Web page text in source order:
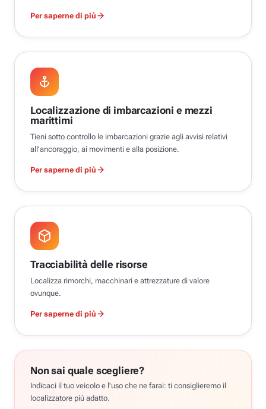
Per saperne di più
Localizzazione di imbarcazioni e mezzi
marittimi
Tieni sotto controllo le imbarcazioni grazie agli avvisi relativi
all'ancoraggio, ai movimenti e alla posizione.
Per saperne di più
Tracciabilità delle risorse
Localizza rimorchi, macchinari e attrezzature di valore
ovunque.
Per saperne di più
Non sai quale scegliere?
Indicaci il tuo veicolo e l'uso che ne farai: ti consiglieremo il
localizzatore più adatto.